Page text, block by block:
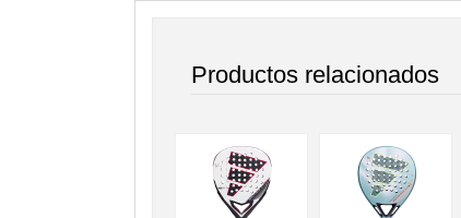
Productos relacionados